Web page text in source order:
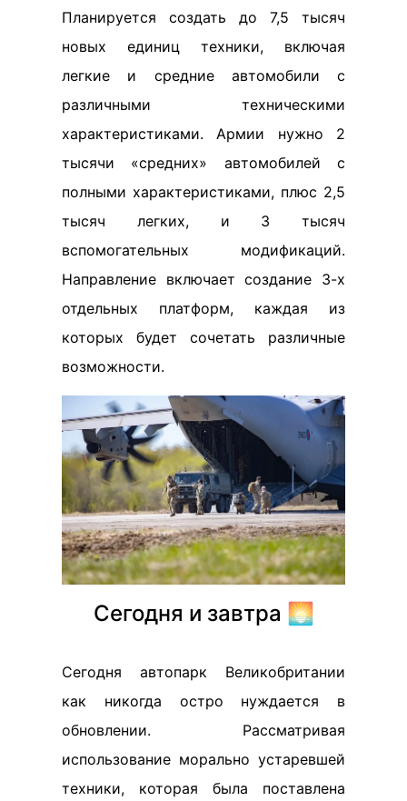
Планируется создать до 7,5 тысяч
новых единиц техники, включая
легкие и средние автомобили с
различными техническими
характеристиками. Армии нужно 2
тысячи «средних» автомобилей с
полными характеристиками, плюс 2,5
тысяч легких, и 3 тысяч
вспомогательных модификаций.
Направление включает создание 3-х
отдельных платформ, каждая из
которых будет сочетать различные
возможности.
Сегодня и завтра 🌅
Сегодня автопарк Великобритании
как никогда остро нуждается в
обновлении. Рассматривая
использование морально устаревшей
техники, которая была поставлена